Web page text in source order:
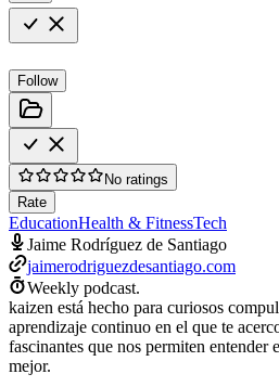
Follow
No ratings
Rate
EducationHealth & FitnessTech
Jaime Rodríguez de Santiago
jaimerodriguezdesantiago.com
Weekly podcast.
kaizen está hecho para curiosos
aprendizaje continuo en el que te
fascinantes que nos permiten entender
mejor.